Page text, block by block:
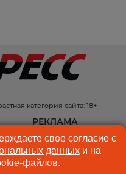
категория сайта: 18+
РЕКЛАМА
свое согласие с
данныхи на
файлов.